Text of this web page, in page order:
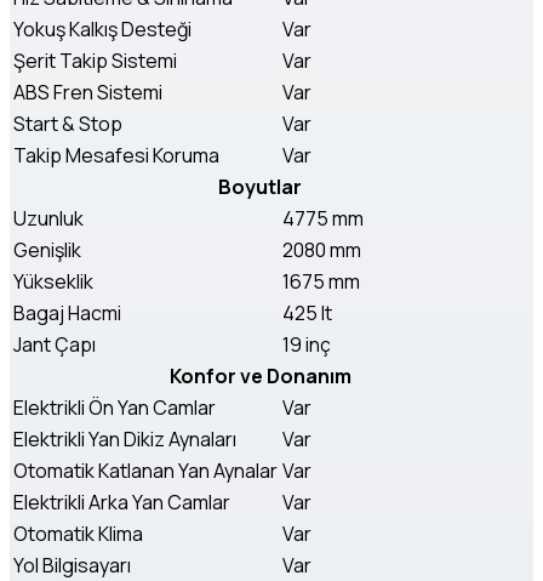
Yokuş Kalkış Desteği
Var
Şerit Takip Sistemi
Var
ABS Fren Sistemi
Var
Start & Stop
Var
Takip Mesafesi Koruma
Var
Boyutlar
Uzunluk
4775 mm
Genişlik
2080 mm
Yükseklik
1675 mm
Bagaj Hacmi
425 lt
Jant Çapı
19 inç
Konfor ve Donanım
Elektrikli Ön Yan Camlar
Var
Elektrikli Yan Dikiz Aynaları
Var
Otomatik Katlanan Yan AynalarVar
Elektrikli Arka Yan Camlar
Var
Otomatik Klima
Var
Yol Bilgisayarı
Var